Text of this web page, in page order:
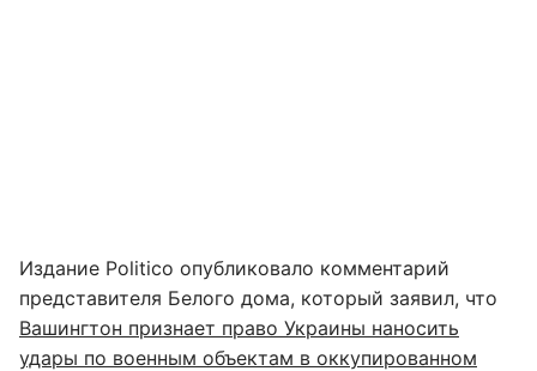
Издание Politico опубликовало комментарий
представителя Белого дома, который заявил, что
Вашингтон признает право Украины наносить
удары по военным объектам в оккупированном